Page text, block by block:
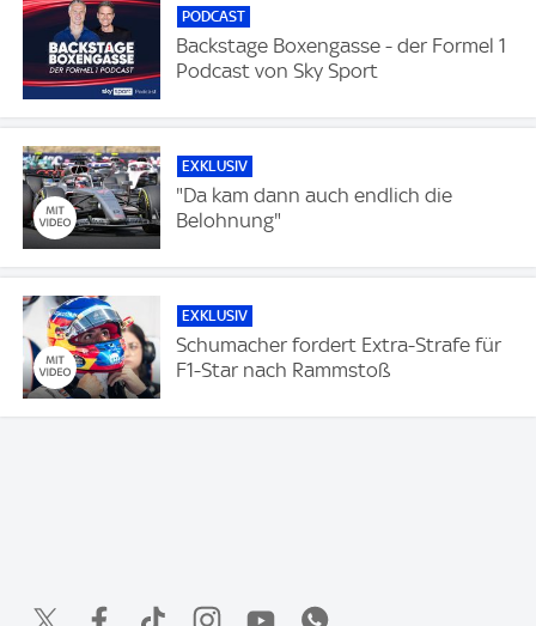
PODCAST
Backstage Boxengasse - der Formel 1
Podcast von Sky Sport
EXKLUSIV
"Da kam dann auch endlich die
Belohnung"
EXKLUSIV
Schumacher fordert Extra-Strafe für
F1-Star nach Rammstoß